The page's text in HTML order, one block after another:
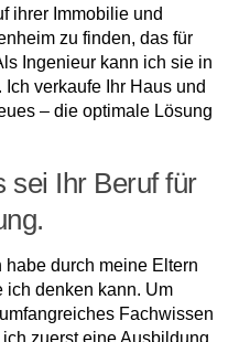
ihrer Immobilie und
zu finden, das für
Ingenieur kann ich sie in
verkaufe Ihr Haus und
– die optimale Lösung
sei Ihr Beruf für
durch meine Eltern
ich denken kann. Um
Fachwissen
zuerst eine Ausbildung